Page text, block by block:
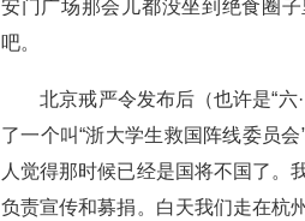
安门广场那会儿都没坐到绝食圈
吧。
北京戒严令发布后（也许是“六·
了一个叫“浙大学生救国阵线委员
人觉得那时候已经是国将不国了。
负责宣传和募捐。白天我们走在杭